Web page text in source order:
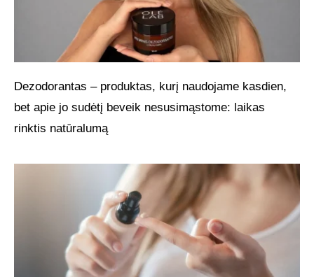
Dezodorantas – produktas, kurį naudojame kasdien,
bet apie jo sudėtį beveik nesusimąstome: laikas
rinktis natūralumą